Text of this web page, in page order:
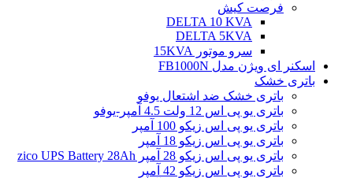
فرصت کیش
DELTA 10 KVA
DELTA 5KVA
سرو موتور 15KVA
اسکنر ای ویژن مدل FB1000N
باتری خشک
باتری خشک ضد اشتعال یوفو
باتری یو پی اس 12 ولت 4.5 آمپر-یوفو
باتری یو پی اس زیکو 100 آمپر
باتری یو پی اس زیکو 18 آمپر
باتری یو پی اس زیکو 28 آمپر zico UPS Battery 28Ah
باتری یو پی اس زیکو 42 آمپر